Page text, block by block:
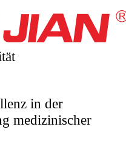
in der
medizinischer